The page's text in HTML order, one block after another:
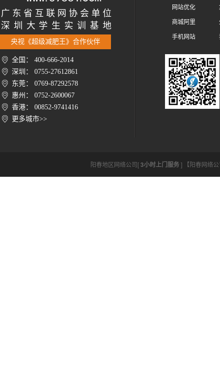
广 东 省 互 联 网 协 会 单 位
深 圳 大 学 生 实 训 基 地
央视《超级减肥王》合作伙伴
全国： 400-666-2014
深圳： 0755-27612861
东莞： 0769-87292578
惠州： 0752-2600067
香港： 00852-9741416
更多城市>>
网站优化
商城阿里
手机网站
阳春地区网络公司[3小时上门服务] 【阳春网络